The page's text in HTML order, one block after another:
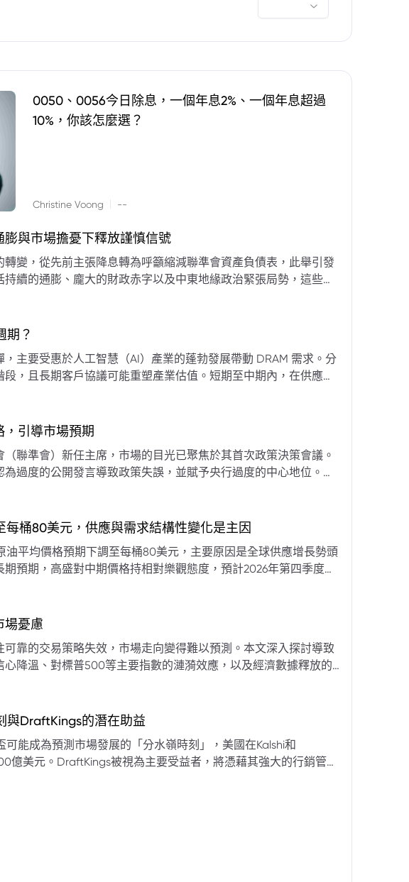
0050、0056今日除息，一個年息2%、一個年息超過
10%，你該怎麼選？
Christine Voong --
與市場擔憂下釋放謹慎信號
變，從先前主張降息轉為呼籲縮減聯準會資產負債表，此舉引發
續的通膨、龐大的財政赤字以及中東地緣政治緊張局勢，這些因
債表的空間。專家預計將進入政策觀望期，重點將放在維持較高
期？
主要受惠於人工智慧（AI）產業的蓬勃發展帶動 DRAM 需求。分
，且長期客戶協議可能重塑產業估值。短期至中期內，在供應受
引導市場預期
聯準會）新任主席，市場的目光已聚焦於其首次政策決策會議。
過度的公開發言導致政策失誤，並賦予央行過度的中心地位。他
標是減少對預期市場信號的依賴，並強化對經濟基本面的關注。
桶80美元，供應與需求結構性變化是主因
油平均價格預期下調至每桶80美元，主要原因是全球供應增長勢頭
預期，高盛對中期價格持相對樂觀態度，預計2026年第四季度布
國、巴西、圭亞那、委內瑞拉及阿聯酋的產量提升，加上需求端
每日500萬至600萬桶）因需求疲軟和市場已存在的供過於求而
美元以上，極端情況下2027年甚至可能觸及140美元。相對地，
底油價可能回落至每桶70美元左右，2027年則可能降至每桶60
場憂慮
靠的交易策略失效，市場走向變得難以預測。本文深入探討導致
降溫、對標普500等主要指數的漣漪效應，以及經濟數據釋放的
震盪加劇將成為新常態。重點摘要包括：先前「逢低買入」策略
據表現出韌性與聯準會緊
預計將持續出現板塊輪動與風格
視為短
與DraftKings的潛在助益
能成為預測市場發展的「分水嶺時刻」，美國在Kalshi和
億美元。DraftKings被視為主要受益者，將憑藉其強大的行銷管
拓展，為即將到來的NFL賽季做準備。